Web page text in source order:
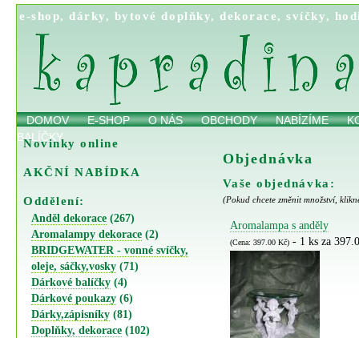
e-shop,dárky, bytové doplňky,dekorace,svíčky,
DOMOV E-SHOP O NÁS OBCHODY NABÍZÍME
BALÍČKY
Novinky online
AKČNÍ NABÍDKA
Oddělení:
Anděl dekorace (267)
Aromalampy dekorace (2)
BRIDGEWATER - vonné svíčky,
oleje, sáčky,vosky (71)
Dárkové balíčky (4)
Dárkové poukazy (6)
Dárky,zápisníky (81)
Doplňky, dekorace (102)
Objednávka
Vaše objednávka:
(Pokud chcete změnit množství,
Aromalampa s anděly
(Cena: 397.00 Kč)- 1 ks za